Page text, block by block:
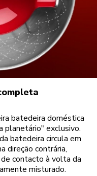
batedeira doméstica
planetário" exclusivo.
batedeira circula em
direção contrária,
contacto à volta da
misturado.